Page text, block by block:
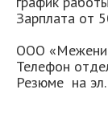
Зарплата от
ООО
Телефон
Резюме на